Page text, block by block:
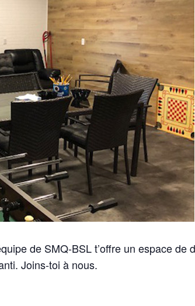
de SMQ-BSL t’offre un espace
Joins-toi à nous.